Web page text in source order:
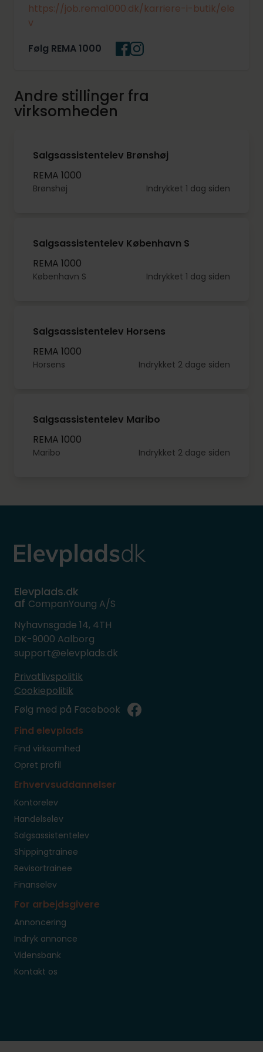
https://job.rema1000.dk/karriere-i-butik/ele
v
Følg REMA 1000
Andre stillinger fra
virksomheden
Salgsassistentelev Brønshøj
REMA 1000
Brønshøj Indrykket 1 dag siden
Salgsassistentelev København S
REMA 1000
København S Indrykket 1 dag siden
Salgsassistentelev Horsens
REMA 1000
Horsens Indrykket 2 dage siden
Salgsassistentelev Maribo
REMA 1000
Maribo Indrykket 2 dage siden
Elevplads.dk
af CompanYoung A/S
Nyhavnsgade 14, 4TH
DK-9000 Aalborg
support@elevplads.dk
Privatlivspolitik
Cookiepolitik
Følg med på Facebook
Find elevplads
Find virksomhed
Opret profil
Erhvervsuddannelser
Kontorelev
Handelselev
Salgsassistentelev
Shippingtrainee
Revisortrainee
Finanselev
For arbejdsgivere
Annoncering
Indryk annonce
Vidensbank
Kontakt os